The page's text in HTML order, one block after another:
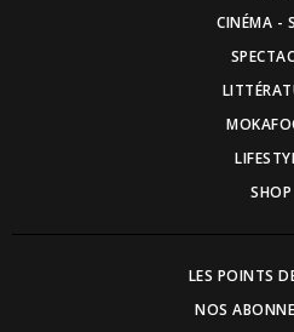
CINÉMA -
SHOP
LES POINTS
NOS